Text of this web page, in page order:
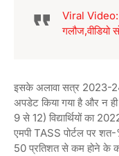
Viral Video:
गलौज,वीडियो
इसके अलावा सत्र 2023-
अपडेट किया गया है और न ही
9 से 12) विद्यार्थियों का
एमपी TASS पोर्टल पर शत-
50 प्रतिशत से कम होने के